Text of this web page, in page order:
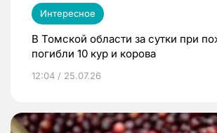
Интересное
В Томской области за сутки при
погибли 10 кур и корова
12:04 / 25.07.26